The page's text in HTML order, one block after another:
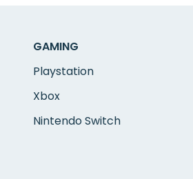
GAMING
Playstation
Xbox
Nintendo Switch